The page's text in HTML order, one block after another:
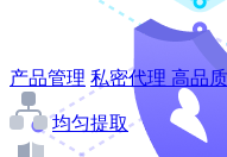
产品管理 私密代理 高品
均匀提取